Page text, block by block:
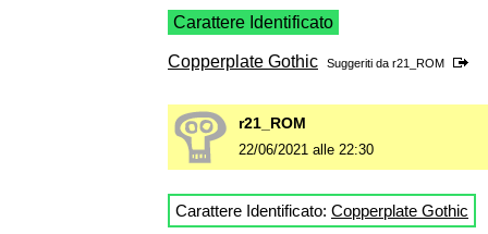
Carattere Identificato
Copperplate Gothic Suggeriti da r21_ROM
r21_ROM
22/06/2021 alle 22:30
Carattere Identificato: Copperplate Gothic